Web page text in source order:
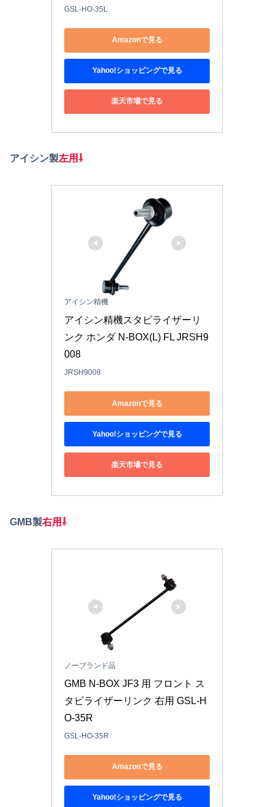
GSL-HO-35L
Amazonで見る
Yahoo!ショッピングで見る
楽天市場で見る
アイシン製左用⇩
アイシン精機
アイシン精機スタビライザーリ
ンク ホンダ N-BOX(L) FL JRSH9
008
JRSH9008
Amazonで見る
Yahoo!ショッピングで見る
楽天市場で見る
GMB製右用⇩
ノーブランド品
GMB N-BOX JF3 用 フロント ス
タビライザーリンク 右用 GSL-H
O-35R
GSL-HO-35R
Amazonで見る
Yahoo!ショッピングで見る